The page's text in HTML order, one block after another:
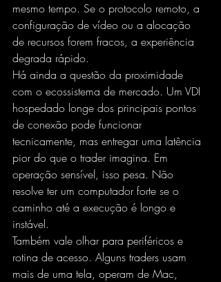
mesmo tempo. Se o protocolo remoto, a
configuração de vídeo ou a alocação
de recursos forem fracos, a experiência
degrada rápido.
Há ainda a questão da proximidade
com o ecossistema de mercado. Um VDI
hospedado longe dos principais pontos
de conexão pode funcionar
tecnicamente, mas entregar uma latência
pior do que o trader imagina. Em
operação sensível, isso pesa. Não
resolve ter um computador forte se o
caminho até a execução é longo e
instável.
Também vale olhar para periféricos e
rotina de acesso. Alguns traders usam
mais de uma tela, operam de Mac,